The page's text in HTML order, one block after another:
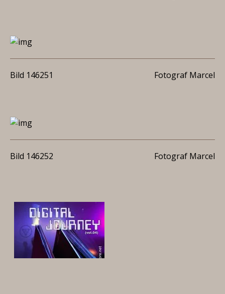
Bild 146251 Fotograf Marcel
Bild 146252 Fotograf Marcel